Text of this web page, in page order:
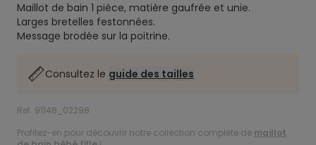
Maillot de bain 1 pièce, matière gaufrée et unie.
Larges bretelles festonnées.
Message brodée sur la poitrine.
Consultez le guide des tailles
Ref. 91148_02298
Profitez-en pour découvrir notre collection complète de maillot